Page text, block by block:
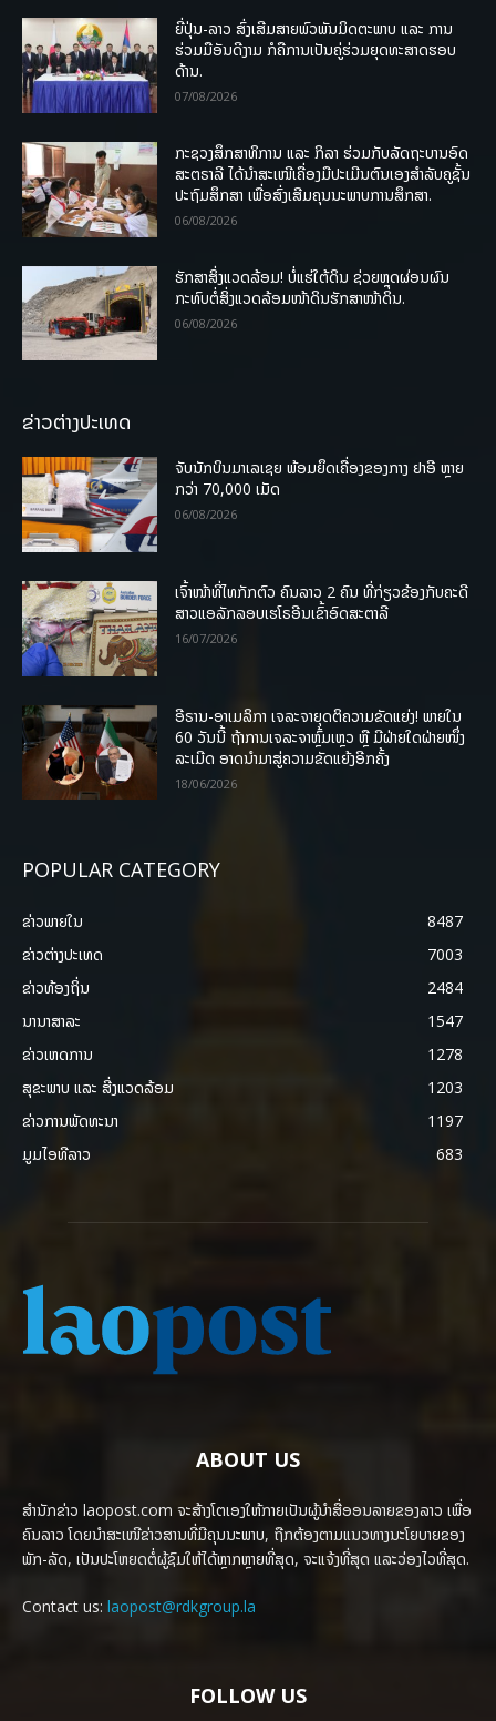
ຍີ່ປຸ່ນ-ລາວ ສົ່ງເສີມສາຍພົວພັນມິດຕະພາບ ແລະ ການ
ຮ່ວມມືອັນດີງາມ ກໍຄືການເປັນຄູ່ຮ່ວມຍຸດທະສາດຮອບ
ດ້ານ.
07/08/2026
ກະຊວງສຶກສາທິການ ແລະ ກິລາ ຮ່ວມກັບລັດຖະບານອົດ
ສະຕຣາລີ ໄດ້ນຳສະເໜີເຄື່ອງມືປະເມີນຕົນເອງສຳລັບຄູຊັ້ນ
ປະຖົມສຶກສາ ເພື່ອສົ່ງເສີມຄຸນນະພາບການສຶກສາ.
06/08/2026
ຮັກສາສິ່ງແວດລ້ອມ! ບໍ່ແຮ່ໃຕ້ດິນ ຊ່ວຍຫຼຸດຜ່ອນຜົນ
ກະທົບຕໍ່ສິ່ງແວດລ້ອມໜ້າດິນຮັກສາໜ້າດິນ.
06/08/2026
ຂ່າວຕ່າງປະເທດ
ຈັບນັກບິນມາເລເຊຍ ພ້ອມຍຶດເຄື່ອງຂອງກາງ ຢາອີ ຫຼາຍ
ກວ່າ 70,000 ເມັດ
06/08/2026
ເຈົ້າໜ້າທີ່ໄທກັກຕົວ ຄົນລາວ 2 ຄົນ ທີ່ກ່ຽວຂ້ອງກັບຄະດີ
ສາວແອລັກລອບເຮໂຣອີນເຂົ້າອົດສະຕາລີ
16/07/2026
ອີຣານ-ອາເມລິກາ ເຈລະຈາຍຸດຕິຄວາມຂັດແຍ່ງ! ພາຍໃນ
60 ວັນນີ້ ຖ້າການເຈລະຈາຫຼົ້ມເຫຼວ ຫຼື ມີຝ່າຍໃດຝ່າຍໜຶ່ງ
ລະເມີດ ອາດນໍາມາສູ່ຄວາມຂັດແຍ້ງອີກຄັ້ງ
18/06/2026
POPULAR CATEGORY
ຂ່າວພາຍ​ໃນ
8487
ຂ່າວຕ່າງປະເທດ
7003
ຂ່າວທ້ອງຖິ່ນ
2484
ນານາສາລະ
1547
ຂ່າວເຫດການ
1278
ສຸຂະພາບ ແລະ ສີ່ງແວດລ້ອມ
1203
ຂ່າວການພັດທະນາ
1197
ມູມໄອທີລາວ
683
ABOUT US
ສຳນັກຂ່າວ laopost.com ຈະສ້າງໂຕເອງໃຫ້ກາຍເປັນຜູ້ນຳສື່ອອນລາຍຂອງລາວ ເພື່ອ
ຄົນລາວ ໂດຍນຳສະເໜີຂ່າວສານທີ່ມີຄຸນນະພາບ, ຖືກຕ້ອງຕາມແນວທາງນະໂຍບາຍຂອງ
ພັກ-ລັດ, ເປັນປະໂຫຍດຕໍ່ຜູ້ຊົມໃຫ້ໄດ້ຫຼາກຫຼາຍທີ່ສຸດ, ຈະແຈ້ງທີ່ສຸດ ແລະວ່ອງໄວທີ່ສຸດ.
Contact us: laopost@rdkgroup.la
FOLLOW US